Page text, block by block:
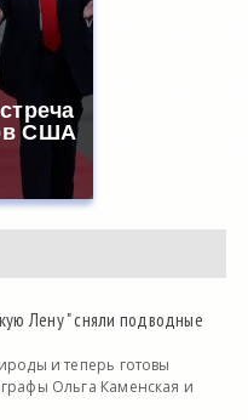
США
Лену " сняли подводные
и теперь готовы
Ольга Каменская и